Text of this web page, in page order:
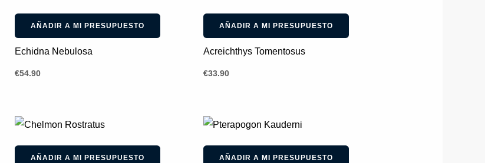
AÑADIR A MI PRESUPUESTO
Echidna Nebulosa
€54.90
AÑADIR A MI PRESUPUESTO
Acreichthys Tomentosus
€33.90
AÑADIR A MI PRESUPUESTO AÑADIR A MI PRESUPUESTO